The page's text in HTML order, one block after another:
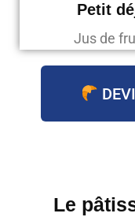
Petit
Jus de
Le